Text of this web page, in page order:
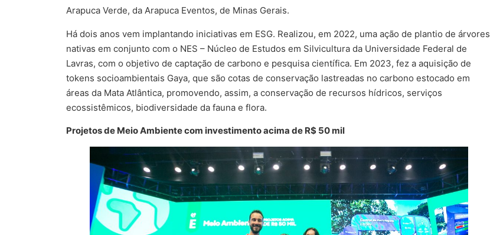
Arapuca Verde, da Arapuca Eventos, de Minas Gerais.
Há dois anos vem implantando iniciativas em ESG. Realizou, em 2022, uma ação de plantio de árvores
nativas em conjunto com o NES – Núcleo de Estudos em Silvicultura da Universidade Federal de
Lavras, com o objetivo de captação de carbono e pesquisa científica. Em 2023, fez a aquisição de
tokens socioambientais Gaya, que são cotas de conservação lastreadas no carbono estocado em
áreas da Mata Atlântica, promovendo, assim, a conservação de recursos hídricos, serviços
ecossistêmicos, biodiversidade da fauna e flora.
Projetos de Meio Ambiente com investimento acima de R$ 50 mil